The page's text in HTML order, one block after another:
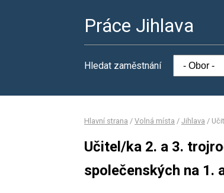
Práce Jihlava
Hledat zaměstnání
Hlavní strana / Volná místa / Jihlava /
Učitel/ka 2. a 3.
společenských na 1.